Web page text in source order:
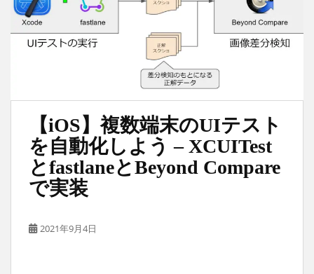
【iOS】複数端末のUIテスト
を自動化しよう – XCUITest
とfastlaneとBeyond Compare
で実装
2021年9月4日